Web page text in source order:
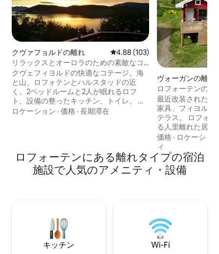
クヴァフョルドの離れ レビュー103件、5つ星中4.88つ
4.88 (103)
リラックスとオーロラのための素敵なコ
テージ
クヴェフィヨルドの快適なコテージ。海
と山、ロフォテンとハルスタッドの近
く。2ベッドルームと2人が眠れるロフ
ト、設備の整ったキッチン、トイレ。 バ
ーベキューやたき火が楽しめる広い屋外
verandaen. beliggenheten gjør at du
også bare er timer unna den
majestetiske Lofoten med sine høye
ロケーション · 価格 · 長期滞在
ヴォーガンの離れ
ロフォーテンの
最近改装された新
家具、フィヨルド
テラス。 ロフォーテン諸島の真ん中にあ
る人里離れた居心
ら100メートル、
下ろしています。 夏のハイキングと冬の
オーロラを楽しめ
す。光害はほとん
ド・オルデルフ
価格 · ロケーショ
ィ
ロフォーテンにある離れタイプの宿泊
施設で人気のアメニティ・設備
キッチン Wi-Fi